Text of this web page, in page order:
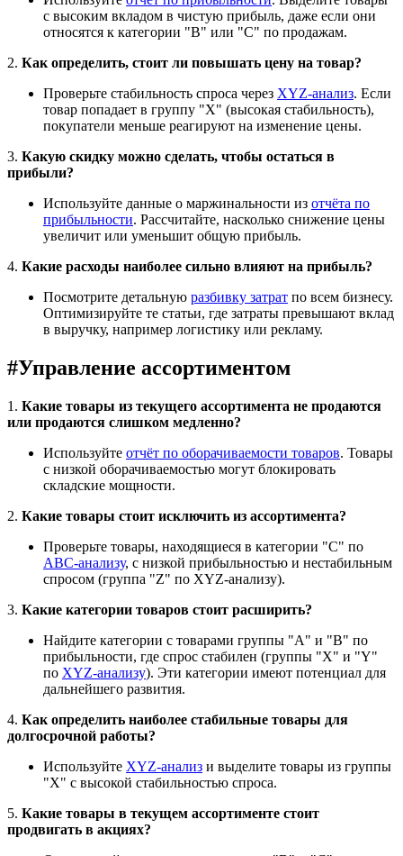
с высоким вкладом в чистую прибыль, даже если они
относятся к категории "B" или "C" по продажам.
2. Как определить, стоит ли повышать цену на товар?
Проверьте стабильность спроса через XYZ-анализ. Если
товар попадает в группу "X" (высокая стабильность),
покупатели меньше реагируют на изменение цены.
3. Какую скидку можно сделать, чтобы остаться в
прибыли?
Используйте данные о маржинальности из отчёта по
прибыльности. Рассчитайте, насколько снижение цены
увеличит или уменьшит общую прибыль.
4. Какие расходы наиболее сильно влияют на прибыль?
Посмотрите детальную разбивку затрат по всем бизнесу.
Оптимизируйте те статьи, где затраты превышают вклад
в выручку, например логистику или рекламу.
#Управление ассортиментом
1. Какие товары из текущего ассортимента не продаются
или продаются слишком медленно?
Используйте отчёт по оборачиваемости товаров. Товары
с низкой оборачиваемостью могут блокировать
складские мощности.
2. Какие товары стоит исключить из ассортимента?
Проверьте товары, находящиеся в категории "C" по
ABC-анализу, с низкой прибыльностью и нестабильным
спросом (группа "Z" по XYZ-анализу).
3. Какие категории товаров стоит расширить?
Найдите категории с товарами группы "A" и "B" по
прибыльности, где спрос стабилен (группы "X" и "Y"
по XYZ-анализу). Эти категории имеют потенциал для
дальнейшего развития.
4. Как определить наиболее стабильные товары для
долгосрочной работы?
Используйте XYZ-анализ и выделите товары из группы
"X" с высокой стабильностью спроса.
5. Какие товары в текущем ассортименте стоит
продвигать в акциях?